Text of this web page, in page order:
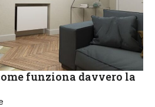
funziona davvero la